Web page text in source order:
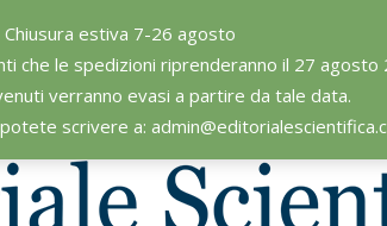
Chiusura estiva 7-26 agosto
che le spedizioni riprenderanno il 27 agosto
verranno evasi a partire da tale data.
scrivere a: